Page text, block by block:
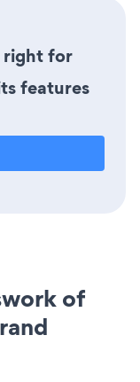
right for
features
of